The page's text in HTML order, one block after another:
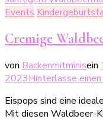
Events
Cremige
von Backenmitminisein
2023Hinterlasse
Eispops sind eine
Mit diesen Waldbeer-